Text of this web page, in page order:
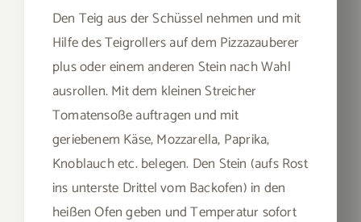
Den Teig aus der Schüssel nehmen und mit
Hilfe des Teigrollers auf dem Pizzazauberer
plus oder einem anderen Stein nach Wahl
ausrollen. Mit dem kleinen Streicher
Tomatensoße auftragen und mit
geriebenem Käse, Mozzarella, Paprika,
Knoblauch etc. belegen. Den Stein (aufs Rost
ins unterste Drittel vom Backofen) in den
heißen Ofen geben und Temperatur sofort